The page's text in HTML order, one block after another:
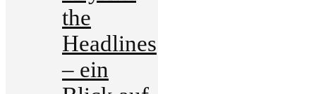
the
Headlines
– ein